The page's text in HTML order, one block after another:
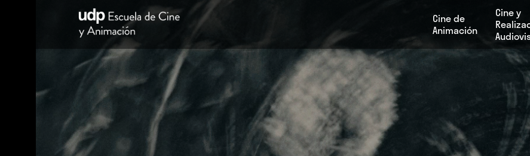
Cine de
Animación
Cine y